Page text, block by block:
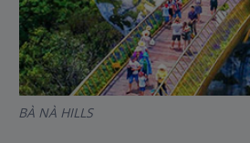
BÀ NÀ HILLS